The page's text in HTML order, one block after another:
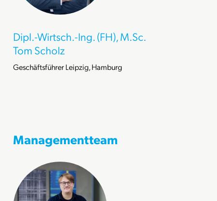
Dipl.-Wirtsch.-Ing. (FH), M.Sc.
Tom Scholz
Geschäftsführer Leipzig, Hamburg
Managementteam